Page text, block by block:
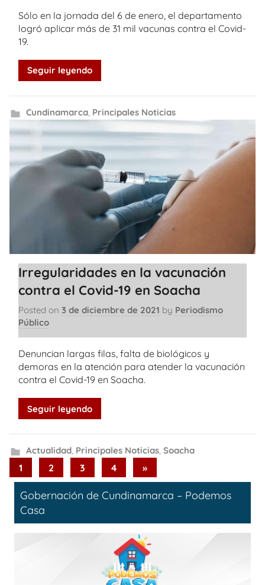
Sólo en la jornada del 6 de enero, el departamento
logró aplicar más de 31 mil vacunas contra el Covid-
19.
Seguir leyendo
Cundinamarca, Principales Noticias
Irregularidades en la vacunación
contra el Covid-19 en Soacha
Posted on 3 de diciembre de 2021 by Periodismo
Público
Denuncian largas filas, falta de biológicos y
demoras en la atención para atender la vacunación
contra el Covid-19 en Soacha.
Seguir leyendo
Actualidad, Principales Noticias, Soacha
Paginación
de
entradas
1 2 3 4
Next
Posts
»
Gobernación de Cundinamarca – Podemos
Casa